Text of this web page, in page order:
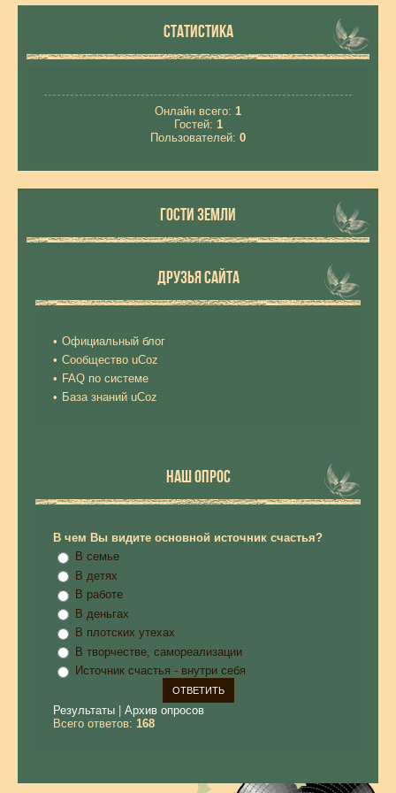
СТАТИСТИКА
Онлайн всего: 1
Гостей: 1
Пользователей: 0
ГОСТИ ЗЕМЛИ
ДРУЗЬЯ САЙТА
Официальный блог
Сообщество uCoz
FAQ по системе
База знаний uCoz
НАШ ОПРОС
В чем Вы видите основной источник счастья?
В семье
В детях
В работе
В деньгах
В плотских утехах
В творчестве, самореализации
Источник счастья - внутри себя
Результаты
Архив опросов
Всего ответов: 168